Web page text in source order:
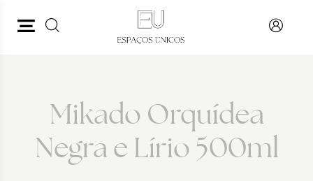
Mikado Orquídea
Negra e Lírio 500ml
PESQUISAR